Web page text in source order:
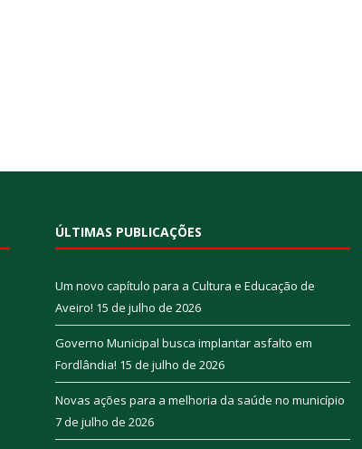
ÚLTIMAS PUBLICAÇÕES
Um novo capítulo para a Cultura e Educação de
Aveiro! 15 de julho de 2026
Governo Municipal busca implantar asfalto em
Fordlândia! 15 de julho de 2026
Novas ações para a melhoria da saúde no município
7 de julho de 2026